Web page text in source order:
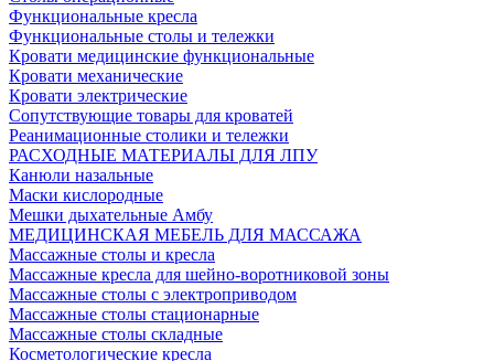
Функциональные кресла
Функциональные столы и тележки
Кровати медицинские функциональные
Кровати механические
Кровати электрические
Сопутствующие товары для кроватей
Реанимационные столики и тележки
РАСХОДНЫЕ МАТЕРИАЛЫ ДЛЯ ЛПУ
Канюли назальные
Маски кислородные
Мешки дыхательные Амбу
МЕДИЦИНСКАЯ МЕБЕЛЬ ДЛЯ МАССАЖА
Массажные столы и кресла
Массажные кресла для шейно-воротниковой зоны
Массажные столы с электроприводом
Массажные столы стационарные
Массажные столы складные
Косметологические кресла